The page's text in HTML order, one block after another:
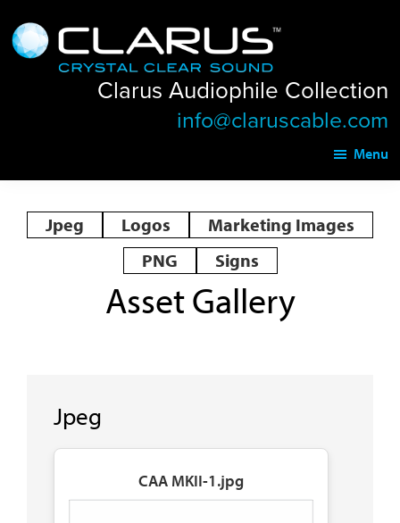
to
main
to
footer
Clarus
Audiophile
Collection
Clarus Audiophile Collection
info@claruscable.com
Menu
Jpeg Logos
Marketing Images
PNG
Signs
Asset Gallery
Jpeg
CAA MKII-1.jpg